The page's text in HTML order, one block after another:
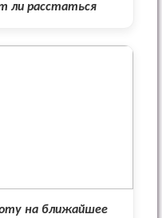
ли расстаться
на ближайшее